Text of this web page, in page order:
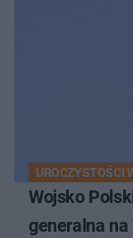
UROCZYSTOŚCI
Wojsko
generalna na